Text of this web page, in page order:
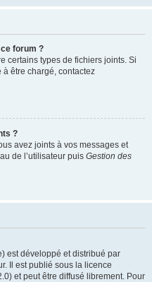
forum ?
certains types de fichiers joints. Si
à être chargé, contactez
?
avez joints à vos messages et
de l’utilisateur puis Gestion des
est développé et distribué par
Il est publié sous la licence
et peut être diffusé librement. Pour